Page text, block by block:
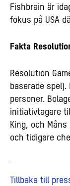
Fishbrain är
fokus på USA
Fakta
Resolution
baserade spel).
personer.
initiativtagare
King, och
och tidigare
Tillbaka till